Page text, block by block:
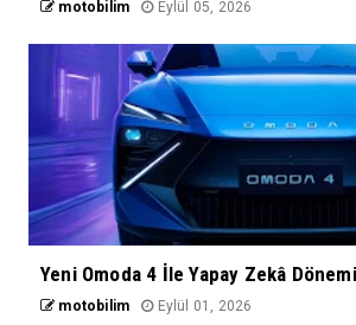
motobilim Eylül 05, 2026
Yeni Omoda 4 İle Yapay Zekâ
motobilim Eylül 01, 2026